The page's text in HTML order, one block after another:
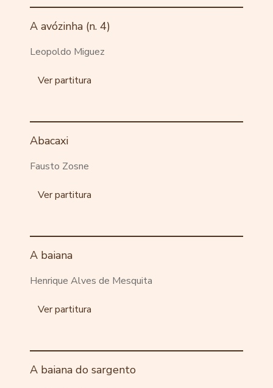
A avózinha (n. 4)
Leopoldo Miguez
Ver partitura
Abacaxi
Fausto Zosne
Ver partitura
A baiana
Henrique Alves de Mesquita
Ver partitura
A baiana do sargento